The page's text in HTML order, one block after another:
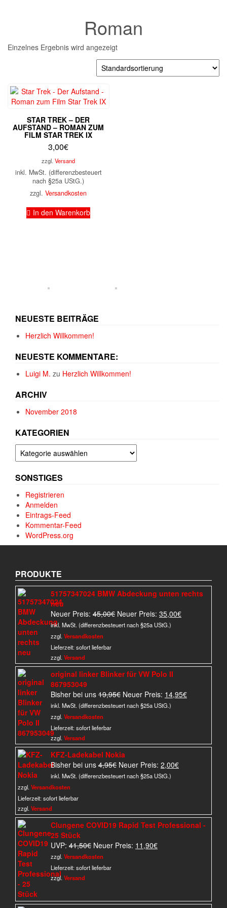
Roman
Einzelnes Ergebnis wird angezeigt
STAR TREK – DER
AUFSTAND – ROMAN ZUM
FILM STAR TREK IX
3,00€
zzgl.Versand
inkl. MwSt. (differenzbesteuert
nach §25a UStG.)
zzgl.Versandkosten
In den Warenkorb
NEUESTE BEITRÄGE
Herzlich Willkommen!
NEUESTE KOMMENTARE:
Luigi M. zu Herzlich Willkommen!
ARCHIV
November 2018
KATEGORIEN
Kategorien
SONSTIGES
Registrieren
Anmelden
Eintrags-Feed
Kommentar-Feed
WordPress.org
PRODUKTE
51757347024 BMW Abdeckung unten rechts
neu
Neuer Preis: 45,00€ Ursprünglicher
Preis
Neuer Preis: 35,00€Aktueller
inkl. MwSt. (differenzbesteuert nach §25a UStG.)
zzgl. Versandkosten
Lieferzeit:sofort lieferbar
zzgl. Versand
original linker Blinker für VW Polo II
867953049
Bisher bei uns 19,95€ Ursprünglicher
Preis
Neuer Preis: 14,95€Aktueller
inkl. MwSt. (differenzbesteuert nach §25a UStG.)
zzgl. Versandkosten
Lieferzeit:sofort lieferbar
zzgl. Versand
KFZ-Ladekabel Nokia
Bisher bei uns 4,95€ Ursprünglicher
Preis
Neuer Preis: 2,00€Aktueller
inkl. MwSt. (differenzbesteuert nach §25a UStG.)
zzgl. Versandkosten
Lieferzeit:sofort lieferbar
zzgl. Versand
Clungene COVID19 Rapid Test Professional -
25 Stück
UVP: 41,50€ Ursprünglicher
Preis
war:
Neuer Preis: 11,90€Aktueller
zzgl. Versandkosten
Lieferzeit:sofort lieferbar
zzgl. Versand